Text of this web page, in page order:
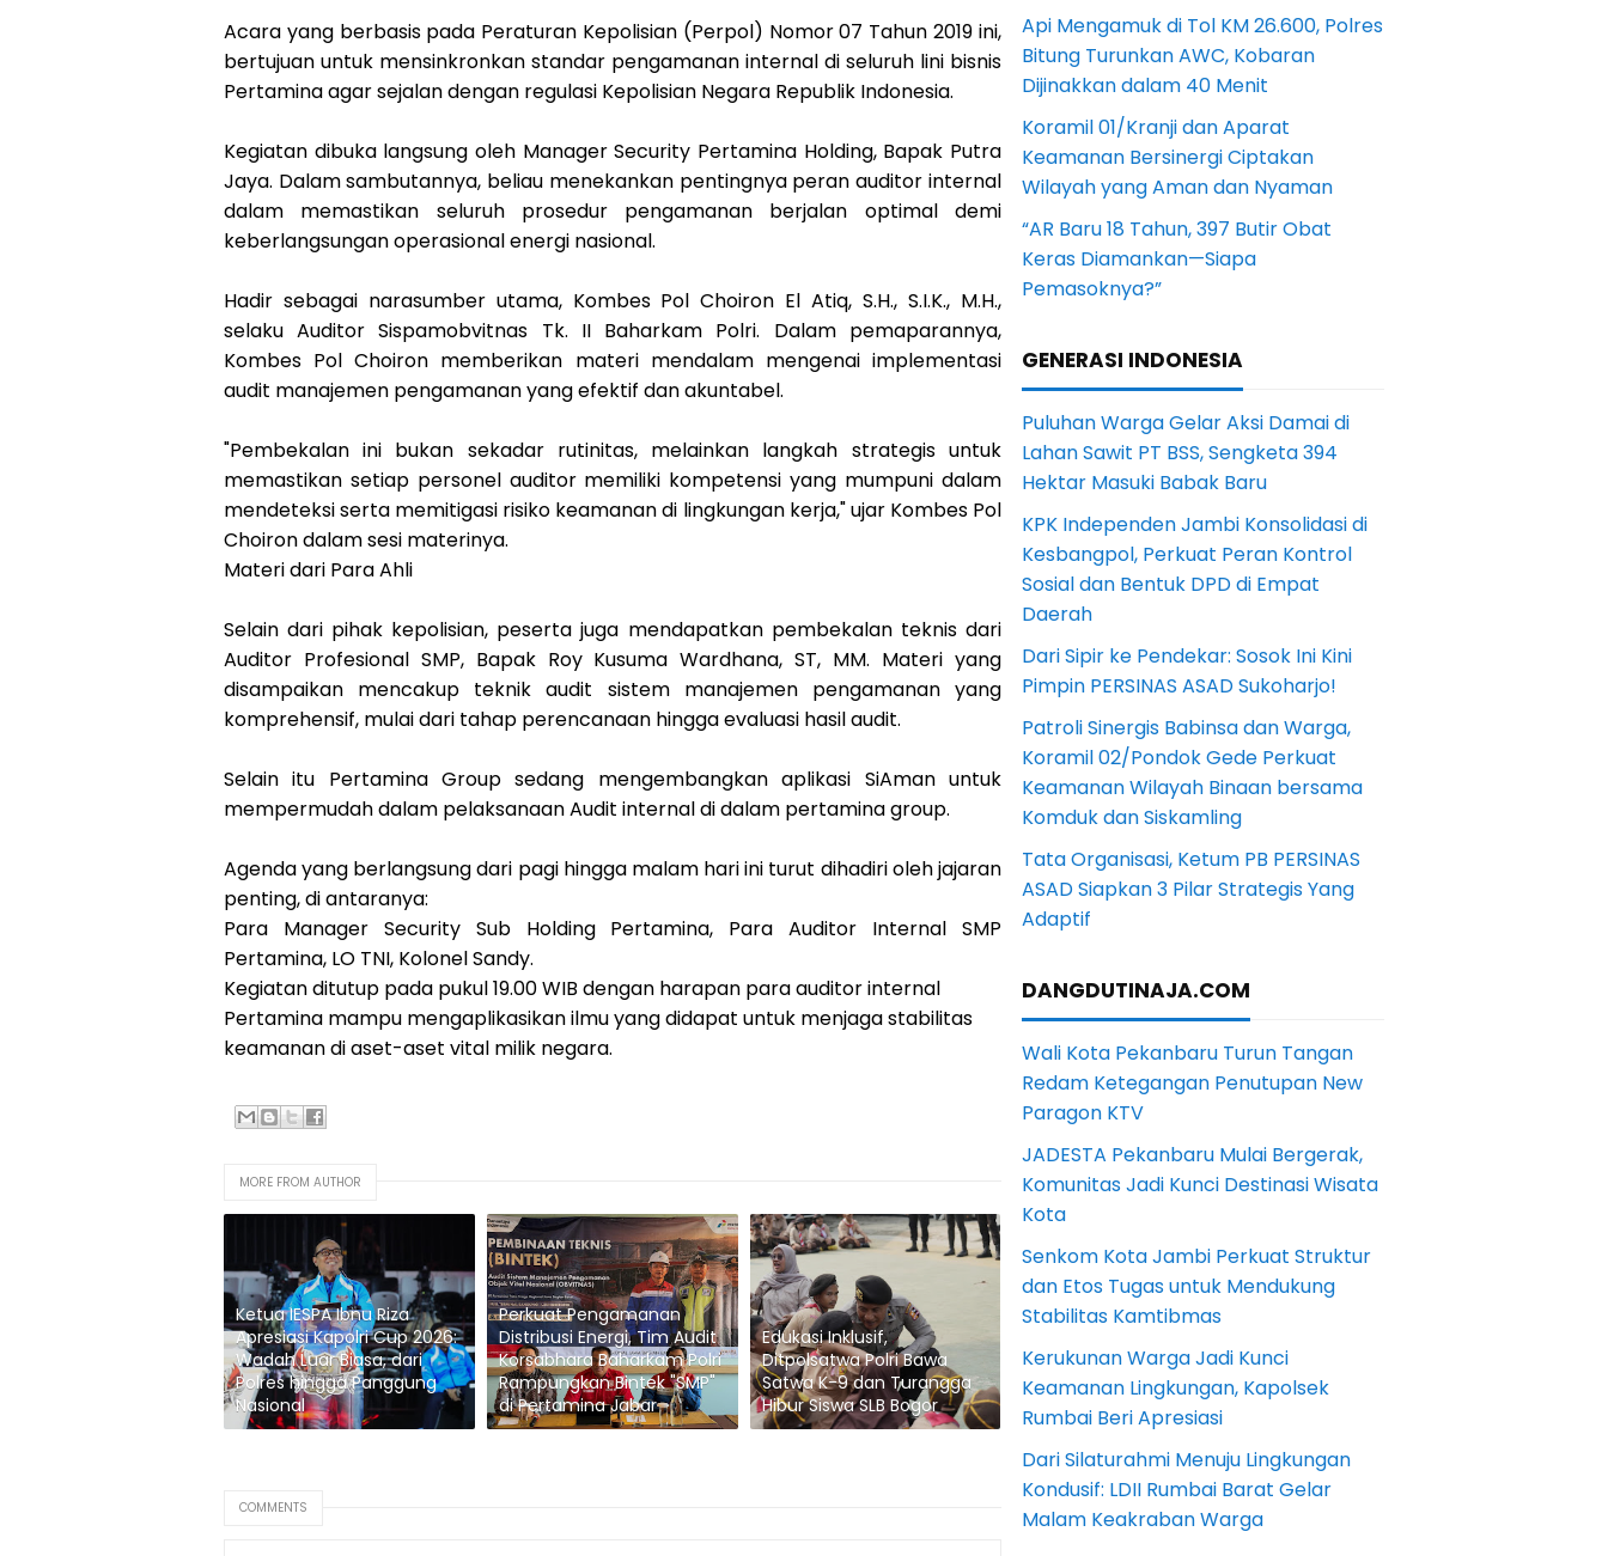
Acara yang berbasis pada Peraturan Kepolisian (Perpol) Nomor 07 Tahun 2019 ini,
bertujuan untuk mensinkronkan standar pengamanan internal di seluruh lini bisnis
Pertamina agar sejalan dengan regulasi Kepolisian Negara Republik Indonesia.
Kegiatan dibuka langsung oleh Manager Security Pertamina Holding, Bapak Putra
Jaya. Dalam sambutannya, beliau menekankan pentingnya peran auditor internal
dalam memastikan seluruh prosedur pengamanan berjalan optimal demi
keberlangsungan operasional energi nasional.
Hadir sebagai narasumber utama, Kombes Pol Choiron El Atiq, S.H., S.I.K., M.H.,
selaku Auditor Sispamobvitnas Tk. II Baharkam Polri. Dalam pemaparannya,
Kombes Pol Choiron memberikan materi mendalam mengenai implementasi
audit manajemen pengamanan yang efektif dan akuntabel.
"Pembekalan ini bukan sekadar rutinitas, melainkan langkah strategis untuk
memastikan setiap personel auditor memiliki kompetensi yang mumpuni dalam
mendeteksi serta memitigasi risiko keamanan di lingkungan kerja," ujar Kombes Pol
Choiron dalam sesi materinya.
Materi dari Para Ahli
Selain dari pihak kepolisian, peserta juga mendapatkan pembekalan teknis dari
Auditor Profesional SMP, Bapak Roy Kusuma Wardhana, ST, MM. Materi yang
disampaikan mencakup teknik audit sistem manajemen pengamanan yang
komprehensif, mulai dari tahap perencanaan hingga evaluasi hasil audit.
Selain itu Pertamina Group sedang mengembangkan aplikasi SiAman untuk
mempermudah dalam pelaksanaan Audit internal di dalam pertamina group.
Agenda yang berlangsung dari pagi hingga malam hari ini turut dihadiri oleh jajaran
penting, di antaranya:
Para Manager Security Sub Holding Pertamina, Para Auditor Internal SMP
Pertamina, LO TNI, Kolonel Sandy.
Kegiatan ditutup pada pukul 19.00 WIB dengan harapan para auditor internal
Pertamina mampu mengaplikasikan ilmu yang didapat untuk menjaga stabilitas
keamanan di aset-aset vital milik negara.
MORE FROM AUTHOR
Ketua IESPA Ibnu Riza
Apresiasi Kapolri Cup 2026:
Wadah Luar Biasa, dari
Polres hingga Panggung
Nasional
Perkuat Pengamanan
Distribusi Energi, Tim Audit
Korsabhara Baharkam Polri
Rampungkan Bintek "SMP"
di Pertamina Jabar
Edukasi Inklusif,
Ditpolsatwa Polri Bawa
Satwa K-9 dan Turangga
Hibur Siswa SLB Bogor
COMMENTS
Api Mengamuk di Tol KM 26.600, Polres
Bitung Turunkan AWC, Kobaran
Dijinakkan dalam 40 Menit
Koramil 01/Kranji dan Aparat
Keamanan Bersinergi Ciptakan
Wilayah yang Aman dan Nyaman
“AR Baru 18 Tahun, 397 Butir Obat
Keras Diamankan—Siapa
Pemasoknya?”
GENERASI INDONESIA
Puluhan Warga Gelar Aksi Damai di
Lahan Sawit PT BSS, Sengketa 394
Hektar Masuki Babak Baru
KPK Independen Jambi Konsolidasi di
Kesbangpol, Perkuat Peran Kontrol
Sosial dan Bentuk DPD di Empat
Daerah
Dari Sipir ke Pendekar: Sosok Ini Kini
Pimpin PERSINAS ASAD Sukoharjo!
Patroli Sinergis Babinsa dan Warga,
Koramil 02/Pondok Gede Perkuat
Keamanan Wilayah Binaan bersama
Komduk dan Siskamling
Tata Organisasi, Ketum PB PERSINAS
ASAD Siapkan 3 Pilar Strategis Yang
Adaptif
DANGDUTINAJA.COM
Wali Kota Pekanbaru Turun Tangan
Redam Ketegangan Penutupan New
Paragon KTV
JADESTA Pekanbaru Mulai Bergerak,
Komunitas Jadi Kunci Destinasi Wisata
Kota
Senkom Kota Jambi Perkuat Struktur
dan Etos Tugas untuk Mendukung
Stabilitas Kamtibmas
Kerukunan Warga Jadi Kunci
Keamanan Lingkungan, Kapolsek
Rumbai Beri Apresiasi
Dari Silaturahmi Menuju Lingkungan
Kondusif: LDII Rumbai Barat Gelar
Malam Keakraban Warga